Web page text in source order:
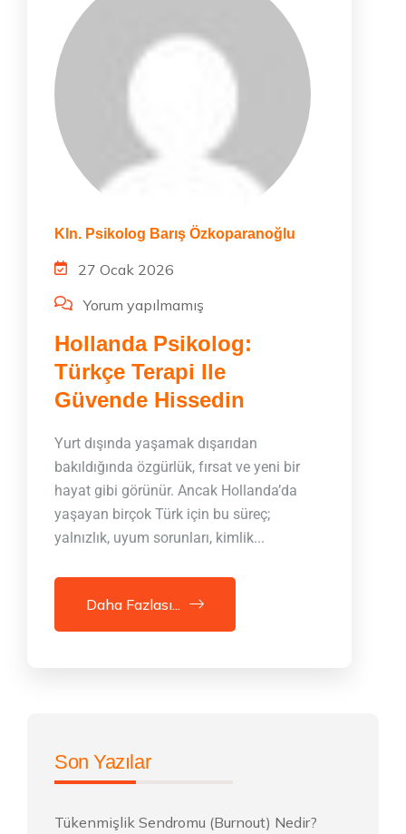
Kln. Psikolog Barış Özkoparanoğlu
27 Ocak 2026
Yorum yapılmamış
Hollanda Psikolog:
Türkçe Terapi Ile
Güvende Hissedin
Yurt dışında yaşamak dışarıdan
bakıldığında özgürlük, fırsat ve yeni bir
hayat gibi görünür. Ancak Hollanda’da
yaşayan birçok Türk için bu süreç;
yalnızlık, uyum sorunları, kimlik...
Daha Fazlası...
Son Yazılar
Tükenmişlik Sendromu (Burnout) Nedir?